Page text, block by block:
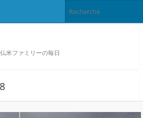
米ファミリーの毎日